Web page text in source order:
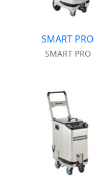
SMART PRO
SMART PRO